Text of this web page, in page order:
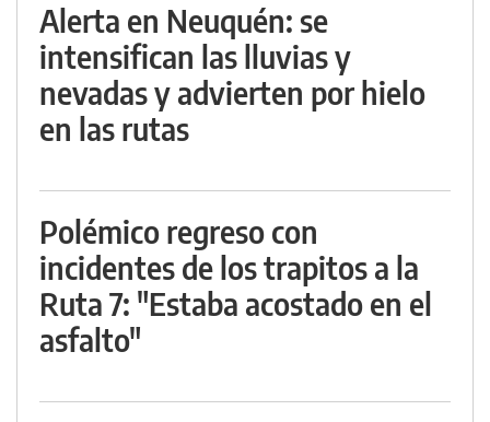
Alerta en Neuquén: se
intensifican las lluvias y
nevadas y advierten por hielo
en las rutas
Polémico regreso con
incidentes de los trapitos a la
Ruta 7: "Estaba acostado en el
asfalto"